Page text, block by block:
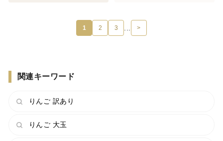
1 2 3 >
関連キーワード
りんご 訳あり
りんご 大玉